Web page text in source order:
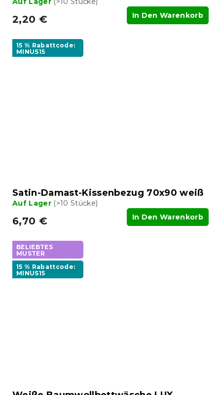
2,20 € In Den Warenkorb
15 % Rabattcode:
MINUS15
Satin-Damast-Kissenbezug 70x90 weiß
Auf Lager (>10 Stücke)
6,70 € In Den Warenkorb
BELIEBTES
MUSTER
15 % Rabattcode:
MINUS15